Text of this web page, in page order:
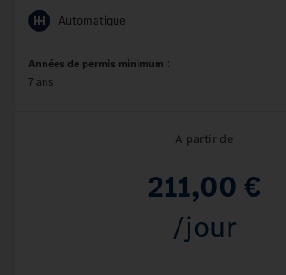
Automatique
Années de permis minimum :
7 ans
A partir de
211,00 €
/jour